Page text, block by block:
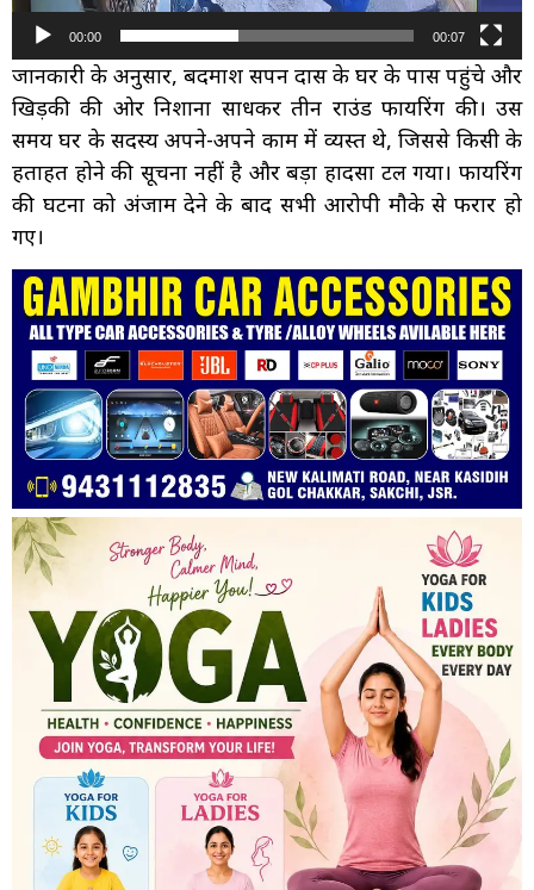
00:00 00:07
जानकारी के अनुसार, बदमाश सपन दास के घर के पास पहुंचे और
खिड़की की ओर निशाना साधकर तीन राउंड फायरिंग की। उस
समय घर के सदस्य अपने-अपने काम में व्यस्त थे, जिससे किसी के
हताहत होने की सूचना नहीं है और बड़ा हादसा टल गया। फायरिंग
की घटना को अंजाम देने के बाद सभी आरोपी मौके से फरार हो
गए।